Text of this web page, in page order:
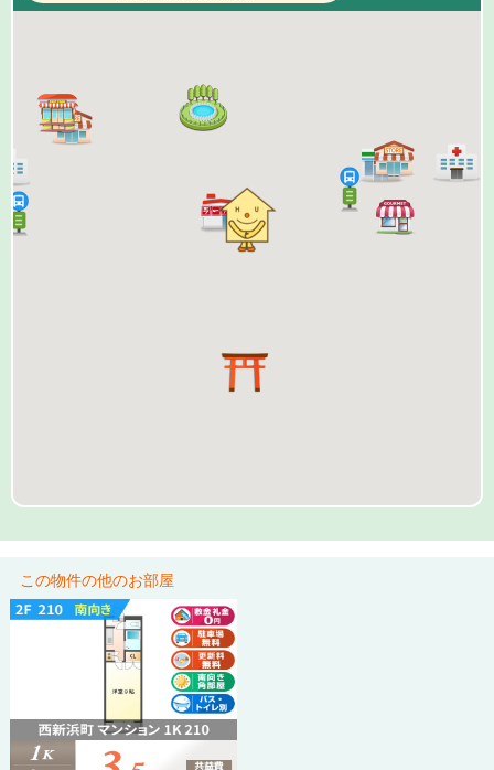
この物件の他のお部屋